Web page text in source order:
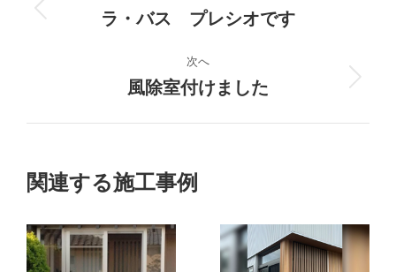
ロ
ク
ト
ナ
前
プ
ロ
ェ
ト:
ラ・バス プレシオです
次へ
次
ジ
ェ
風除室付けました
関連する施工事例